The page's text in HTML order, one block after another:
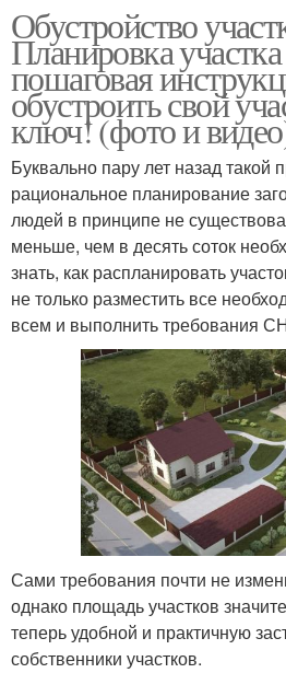
Обустройство
Планировка
пошаговая
обустроить свой
ключ! (фото и
Буквально пару лет назад такой
рациональное планирование
людей в принципе не
меньше, чем в десять соток
знать, как распланировать
не только разместить все
всем и выполнить требования
Сами требования почти не
однако площадь участков
теперь удобной и практичную
собственники участков.